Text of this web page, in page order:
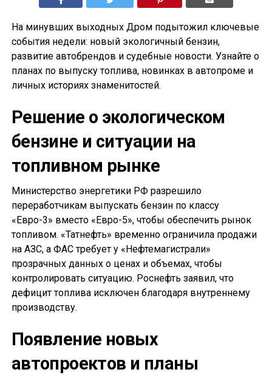
На минувших выходных Дром подытожил ключевые
события недели: новый экологичный бензин,
развитие автобрендов и судебные новости. Узнайте о
планах по выпуску топлива, новинках в автопроме и
личных историях знаменитостей.
Решение о экологическом
бензине и ситуации на
топливном рынке
Министерство энергетики РФ разрешило
переработчикам выпускать бензин по классу
«Евро-3» вместо «Евро-5», чтобы обеспечить рынок
топливом. «Татнефть» временно ограничила продажи
на АЗС, а ФАС требует у «Нефтемагистрали»
прозрачных данных о ценах и объемах, чтобы
контролировать ситуацию. Роснефть заявил, что
дефицит топлива исключен благодаря внутреннему
производству.
Появление новых
автопроектов и планы